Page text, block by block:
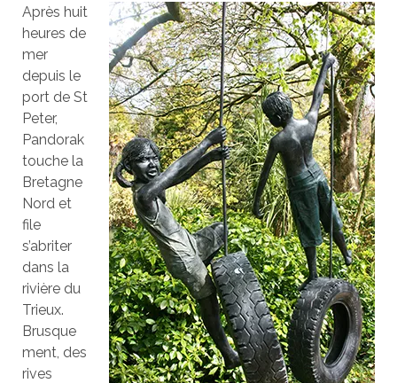
Après huit
heures de
mer
depuis le
port de St
Peter,
Pandorak
touche la
Bretagne
Nord et
file
s’abriter
dans la
rivière du
Trieux.
Brusque
ment, des
rives